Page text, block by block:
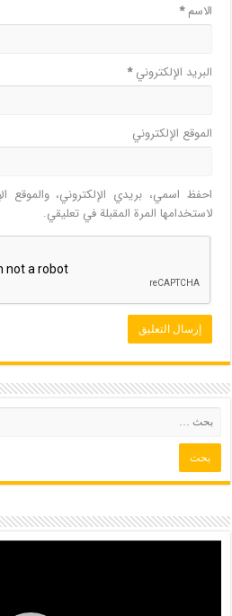
الاسم*
البريد الإلكتروني*
الموقع الإلكتروني
احفظ اسمي، بريدي الإلكتروني، والموقع
لاستخدامها المرة المقبلة في تعليقي.